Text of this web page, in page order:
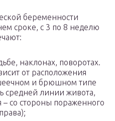
беременности
сроке, с 3 по 8 неделю
наклонах, поворотах.
от расположения
и брюшном типе
средней линии живота,
– со стороны пораженного